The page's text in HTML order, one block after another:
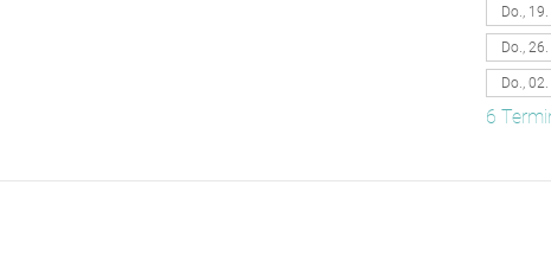
Do.,
Do.,
Do.,
6